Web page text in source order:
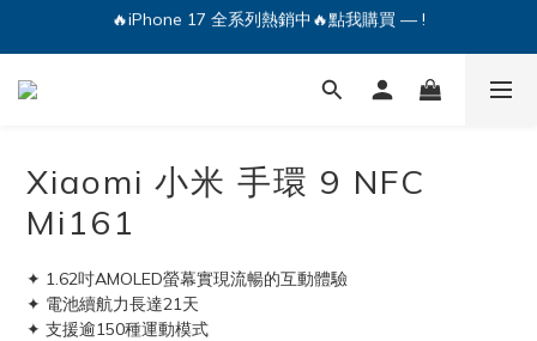
🔥iPhone 17 全系列熱銷中🔥點我購買 — !
💕加入Q哥 Line 新好友領優惠券！🎫
🔥iPhone 17 全系列熱銷中🔥點我購買 — !
Xiaomi 小米 手環 9 NFC
Mi161
✦ 1.62吋AMOLED螢幕實現流暢的互動體驗
✦ 電池續航力長達21天
✦ 支援逾150種運動模式